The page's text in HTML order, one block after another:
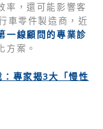
率，還可能影響客
車零件製造商，近
一線顧問的專業診
方案。
專家揭3大「慢性